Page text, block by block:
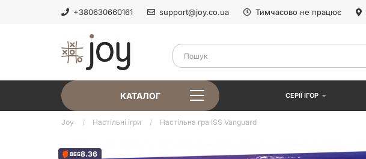
+380630660161 support@joy.co.ua Тимчасово не працює
КАТАЛОГ СЕРІЇ ІГОР
Joy Настільні ігри Настільна гра ISS Vanguard
8.36